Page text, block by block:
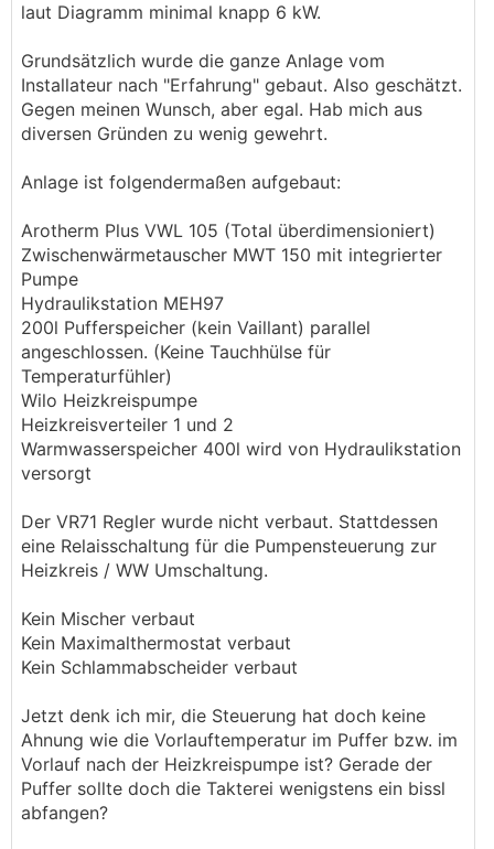
laut Diagramm minimal knapp 6 kW.
Grundsätzlich wurde die ganze Anlage vom
Installateur nach "Erfahrung" gebaut. Also geschätzt.
Gegen meinen Wunsch, aber egal. Hab mich aus
diversen Gründen zu wenig gewehrt.
Anlage ist folgendermaßen aufgebaut:
Arotherm Plus VWL 105 (Total überdimensioniert)
Zwischenwärmetauscher MWT 150 mit integrierter
Pumpe
Hydraulikstation MEH97
200l Pufferspeicher (kein Vaillant) parallel
angeschlossen. (Keine Tauchhülse für
Temperaturfühler)
Wilo Heizkreispumpe
Heizkreisverteiler 1 und 2
Warmwasserspeicher 400l wird von Hydraulikstation
versorgt
Der VR71 Regler wurde nicht verbaut. Stattdessen
eine Relaisschaltung für die Pumpensteuerung zur
Heizkreis / WW Umschaltung.
Kein Mischer verbaut
Kein Maximalthermostat verbaut
Kein Schlammabscheider verbaut
Jetzt denk ich mir, die Steuerung hat doch keine
Ahnung wie die Vorlauftemperatur im Puffer bzw. im
Vorlauf nach der Heizkreispumpe ist? Gerade der
Puffer sollte doch die Takterei wenigstens ein bissl
abfangen?